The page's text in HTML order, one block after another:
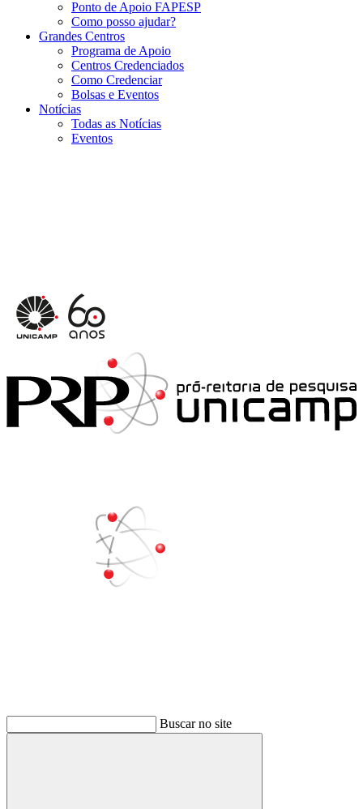
Ponto de Apoio FAPESP
Como posso ajudar?
Grandes Centros
Programa de Apoio
Centros Credenciados
Como Credenciar
Bolsas e Eventos
Notícias
Todas as Notícias
Eventos
Buscar no site